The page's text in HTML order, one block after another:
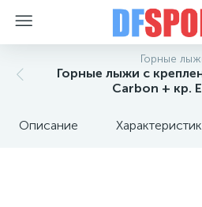
Горные
Горные лыжи с
Carbon + кр.
Описание